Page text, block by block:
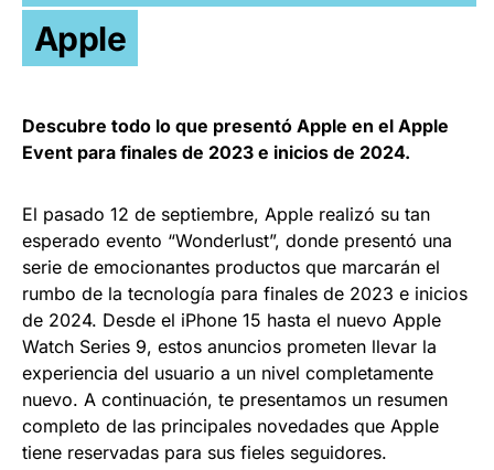
Apple
Descubre todo lo que presentó Apple en el Apple
Event para finales de 2023 e inicios de 2024.
El pasado 12 de septiembre, Apple realizó su tan
esperado evento “Wonderlust”, donde presentó una
serie de emocionantes productos que marcarán el
rumbo de la tecnología para finales de 2023 e inicios
de 2024. Desde el iPhone 15 hasta el nuevo Apple
Watch Series 9, estos anuncios prometen llevar la
experiencia del usuario a un nivel completamente
nuevo. A continuación, te presentamos un resumen
completo de las principales novedades que Apple
tiene reservadas para sus fieles seguidores.